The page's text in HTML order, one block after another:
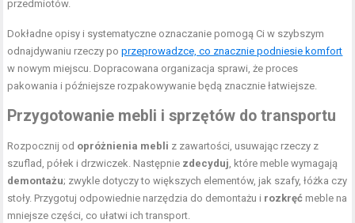
przedmiotów.
Dokładne opisy i systematyczne oznaczanie pomogą Ci w szybszym
odnajdywaniu rzeczy poprzeprowadzce, co znacznie podniesie komfort
w nowym miejscu. Dopracowana organizacja sprawi, że proces
pakowania i późniejsze rozpakowywanie będą znacznie łatwiejsze.
Przygotowanie mebli i sprzętów do transportu
Rozpocznij od opróżnienia mebli z zawartości, usuwając rzeczy z
szuflad, półek i drzwiczek. Następnie zdecyduj, które meble wymagają
demontażu; zwykle dotyczy to większych elementów, jak szafy, łóżka czy
stoły. Przygotuj odpowiednie narzędzia do demontażu i rozkręć meble na
mniejsze części, co ułatwi ich transport.